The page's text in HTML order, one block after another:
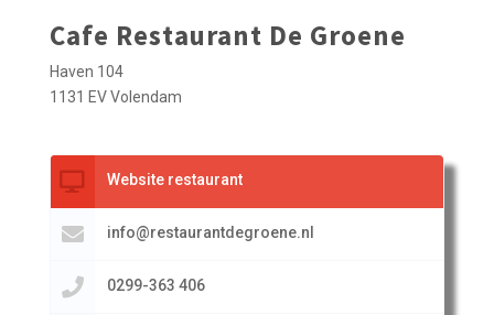
Cafe Restaurant De Groene
Haven 104
1131 EV Volendam
Website restaurant
info@restaurantdegroene.nl
0299-363 406